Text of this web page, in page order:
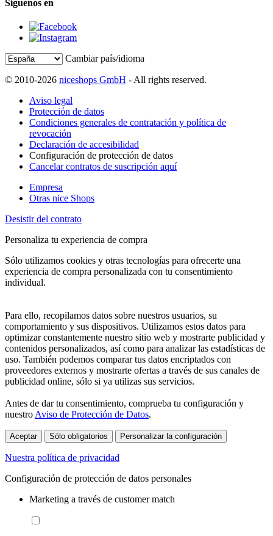
Síguenos en
Cambiar país/idioma
© 2010-2026 niceshops GmbH - All rights reserved.
Aviso legal
Protección de datos
Condiciones generales de contratación y política de
revocación
Declaración de accesibilidad
Configuración de protección de datos
Cancelar contratos de suscripción aquí
Empresa
Otras nice Shops
Desistir del contrato
Personaliza tu experiencia de compra
Sólo utilizamos cookies y otras tecnologías para ofrecerte una
experiencia de compra personalizada con tu consentimiento
individual.
Para ello, recopilamos datos sobre nuestros usuarios, su
comportamiento y sus dispositivos. Utilizamos estos datos para
optimizar constantemente nuestro sitio web y mostrarte publicidad y
contenidos personalizados, así como para analizar las estadísticas de
uso. También podemos comparar tus datos encriptados con
proveedores externos y mostrarte ofertas a través de sus canales de
publicidad online, sólo si ya utilizas sus servicios.
Antes de dar tu consentimiento, comprueba tu configuración y
nuestro Aviso de Protección de Datos.
Aceptar Sólo obligatorios Personalizar la configuración
Nuestra política de privacidad
Configuración de protección de datos personales
Marketing a través de customer match